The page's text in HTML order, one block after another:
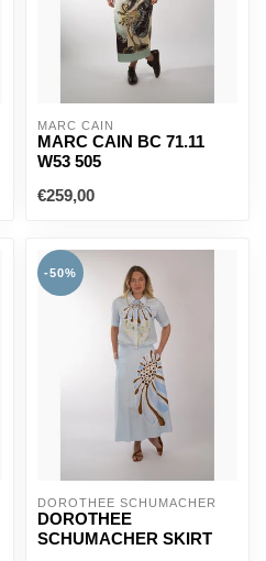
MARC CAIN
MARC CAIN BC 71.11
W53 505
€259,00
-50%
DOROTHEE SCHUMACHER
DOROTHEE
SCHUMACHER SKIRT